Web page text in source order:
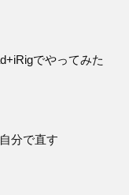
でやってみた
分で直す